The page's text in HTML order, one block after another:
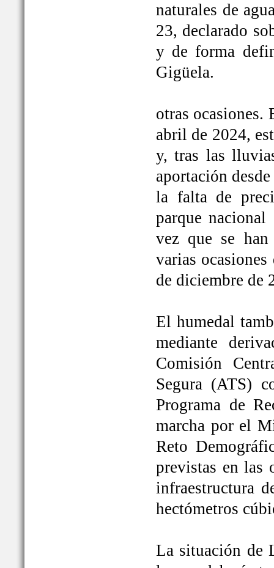
naturales de
23, declarado
y de forma
Gigüela.
otras ocasiones.
abril de 2024,
y, tras las
aportación
la falta de
parque
vez que se
varias
de diciembre de
El humedal
mediante
Comisión
Segura (ATS)
Programa de
marcha por el
Reto
previstas en las
infraestructura
hectómetros
La situación de